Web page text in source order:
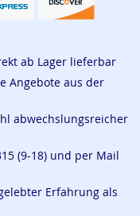
ab Lager lieferbar
Angebote aus der
abwechslungsreicher
(9-18) und per Mail
Erfahrung als